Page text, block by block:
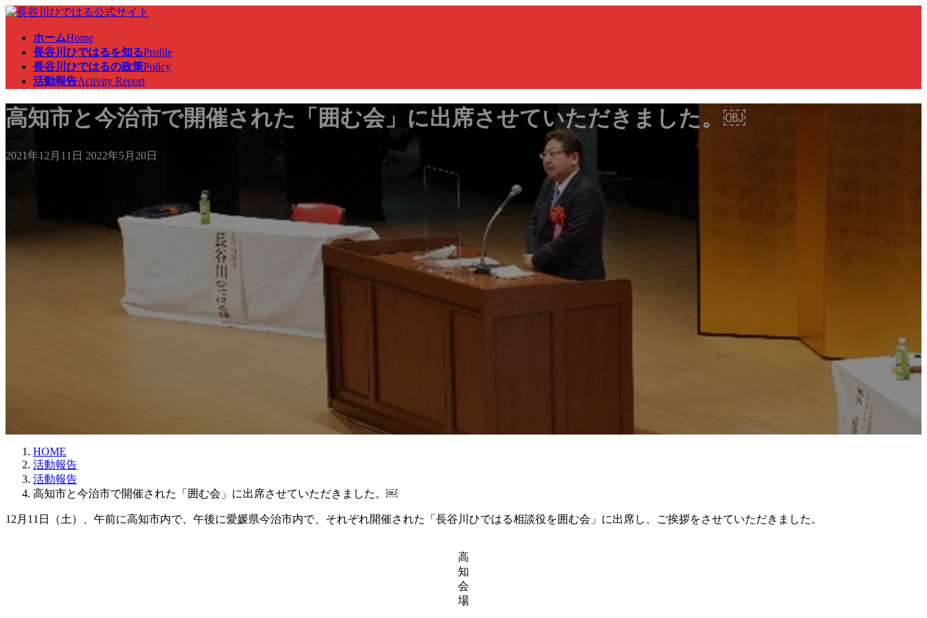
コ
キ
ッ
ナ
に
移
ホームHome
長谷川ひではるを知るProfile
長谷川ひではるの政策Policy
活動報告Activity Report
高知市と今治市で開催された「囲む会」に出席させていただきました。￼
2021年12月11日 最
時
2022年5月20日
HOME
活動報告
活動報告
高知市と今治市で開催された「囲む会」に出席させていただきました。￼
12月11日（土）、午前に高知市内で、午後に愛媛県今治市内で、それぞれ開催された「長谷川ひではる相談役を囲む会」に出席し、ご挨拶をさせていただきました。
高
知
会
場